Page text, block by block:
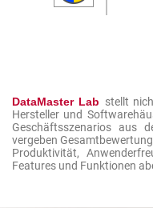
DataMaster Lab stellt
Hersteller und
Geschäftsszenarios aus
vergeben
Produktivität,
Features und Funktionen